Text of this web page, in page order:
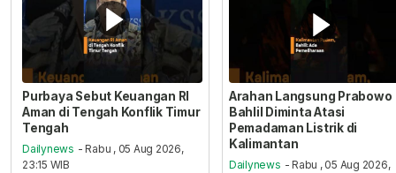
Purbaya Sebut Keuangan RI
Aman di Tengah Konflik Timur
Tengah
Dailynews - Rabu , 05 Aug 2026,
23:15 WIB
Arahan Langsung Prabowo
Bahlil Diminta Atasi
Pemadaman Listrik di
Kalimantan
Dailynews - Rabu , 05 Aug 2026,